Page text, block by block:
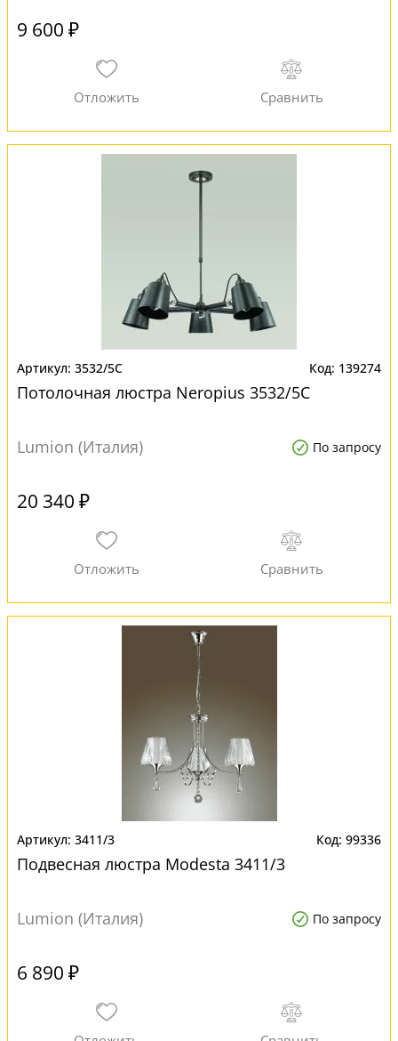
9 600 ₽
3532/5C 139274
Потолочная люстра Neropius 3532/5C
Lumion (Италия) По запросу
20 340 ₽
3411/3 99336
Подвесная люстра Modesta 3411/3
Lumion (Италия) По запросу
6 890 ₽